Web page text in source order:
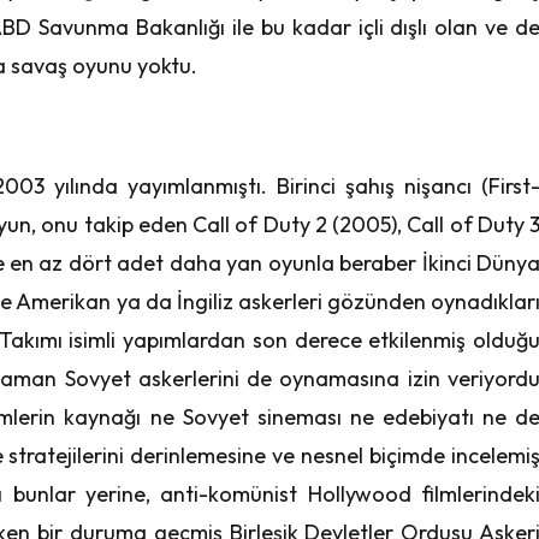
Savunma Bakanlığı ile bu kadar içli dışlı olan ve de
savaş oyunu yoktu.
yılında yayımlanmıştı. Birinci şahış nişancı (First-
onu takip eden Call of Duty 2 (2005), Call of Duty 3
az dört adet daha yan oyunla beraber İkinci Dünya
Amerikan ya da İngiliz askerleri gözünden oynadıkları
isimli yapımlardan son derece etkilenmiş olduğu
Sovyet askerlerini de oynamasına izin veriyordu
kaynağı ne Sovyet sineması ne edebiyatı ne de
derinlemesine ve nesnel biçimde incelemiş
bunlar yerine, anti-komünist Hollywood filmlerindeki
bir duruma geçmiş Birleşik Devletler Ordusu Askeri